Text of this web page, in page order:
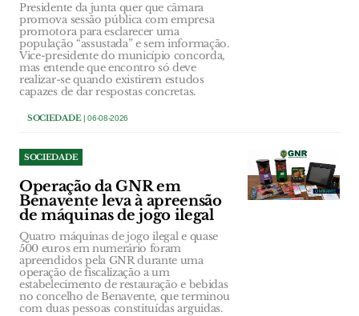
Presidente da junta quer que câmara
promova sessão pública com empresa
promotora para esclarecer uma
população “assustada” e sem informação.
Vice-presidente do município concorda,
mas entende que encontro só deve
realizar-se quando existirem estudos
capazes de dar respostas concretas.
SOCIEDADE| 06-08-2026
SOCIEDADE
Operação da GNR em
Benavente leva à apreensão
de máquinas de jogo ilegal
Quatro máquinas de jogo ilegal e quase
500 euros em numerário foram
apreendidos pela GNR durante uma
operação de fiscalização a um
estabelecimento de restauração e bebidas
no concelho de Benavente, que terminou
com duas pessoas constituídas arguidas.